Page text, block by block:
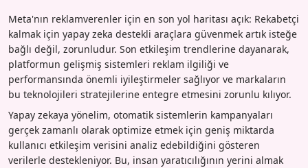
Meta'nın reklamverenler için en son yol haritası açık: Rekabetçi
kalmak için yapay zeka destekli araçlara güvenmek artık isteğe
bağlı değil, zorunludur. Son etkileşim trendlerine dayanarak,
platformun gelişmiş sistemleri reklam ilgiliği ve
performansında önemli iyileştirmeler sağlıyor ve markaların
bu teknolojileri stratejilerine entegre etmesini zorunlu kılıyor.
Yapay zekaya yönelim, otomatik sistemlerin kampanyaları
gerçek zamanlı olarak optimize etmek için geniş miktarda
kullanıcı etkileşim verisini analiz edebildiğini gösteren
verilerle destekleniyor. Bu, insan yaratıcılığının yerini almak